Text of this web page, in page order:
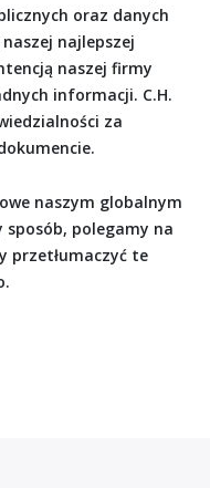
oraz danych
najlepszej
naszej firmy
informacji. C.H.
za
naszym globalnym
polegamy na
przetłumaczyć te